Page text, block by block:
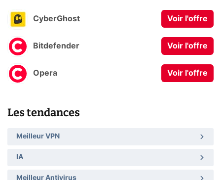
CyberGhost Voir l'offre
Bitdefender Voir l'offre
Opera Voir l'offre
Les tendances
Meilleur VPN
IA
Meilleur Antivirus